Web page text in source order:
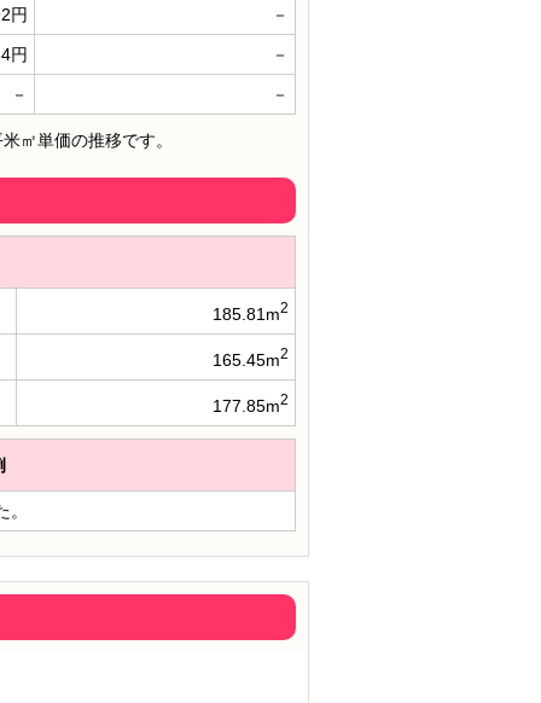
円 －
円 －
－ －
㎡単価の推移です。
185.81m2
165.45m2
177.85m2